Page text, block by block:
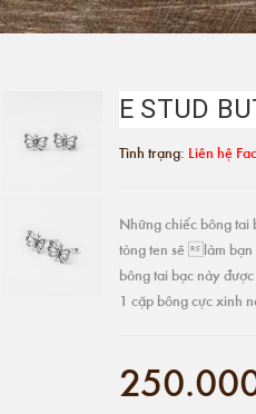
E STUD
Tình trạng: Liên hệ
Những chiếc bông tai
tòng ten sẽ làm bạn
bông tai bạc này
1 cặp bông cực xinh